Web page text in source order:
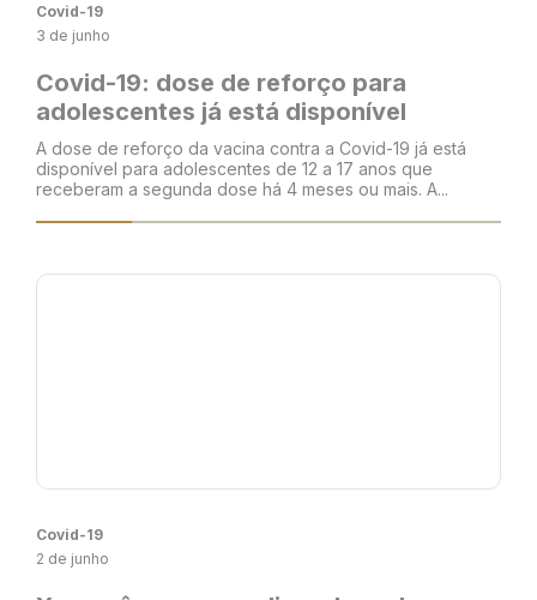
Covid-19
3 de junho
Covid-19: dose de reforço para
adolescentes já está disponível
A dose de reforço da vacina contra a Covid-19 já está
disponível para adolescentes de 12 a 17 anos que
receberam a segunda dose há 4 meses ou mais. A...
Covid-19
2 de junho